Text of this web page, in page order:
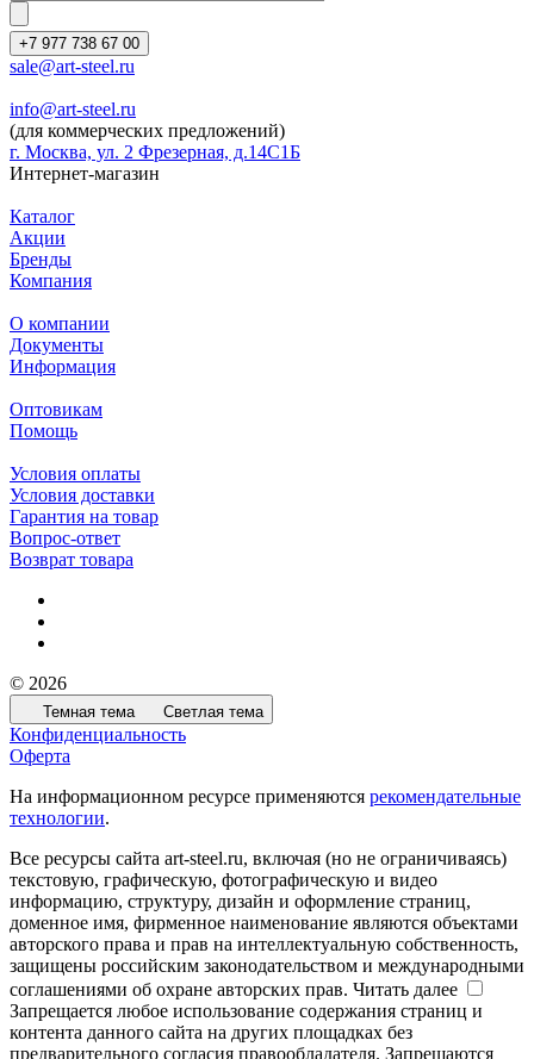
+7 977 738 67 00
sale@art-steel.ru
info@art-steel.ru
(для коммерческих предложений)
г. Москва, ул. 2 Фрезерная, д.14С1Б
Интернет-магазин
Каталог
Акции
Бренды
Компания
О компании
Документы
Информация
Оптовикам
Помощь
Условия оплаты
Условия доставки
Гарантия на товар
Вопрос-ответ
Возврат товара
© 2026
Темная тема Светлая тема
Конфиденциальность
Оферта
На информационном ресурсе применяются рекомендательные
технологии.
Все ресурсы сайта art-steel.ru, включая (но не ограничиваясь)
текстовую, графическую, фотографическую и видео
информацию, структуру, дизайн и оформление страниц,
доменное имя, фирменное наименование являются объектами
авторского права и прав на интеллектуальную собственность,
защищены российским законодательством и международными
соглашениями об охране авторских прав. Читать далее
Запрещается любое использование содержания страниц и
контента данного сайта на других площадках без
предварительного согласия правообладателя. Запрещаются